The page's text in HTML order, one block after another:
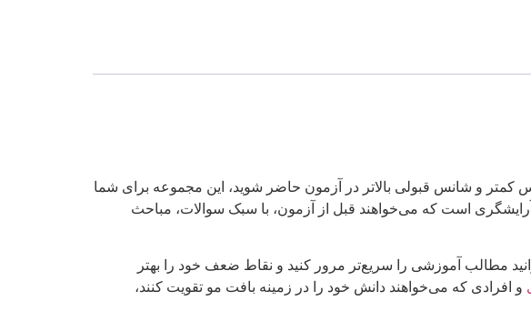
کمتر و شانس قبولی بالاتر در آزمون حاضر شوید، این مجموعه برای شما
آرایشگری است که می‌خواهند قبل از آزمون، با سبک سوالات، مباحث
مطالب آموزشی را سریع‌تر مرور کنید و نقاط ضعف خود را بهتر
و افرادی که می‌خواهند دانش خود را در زمینه بافت مو تقویت کنند،